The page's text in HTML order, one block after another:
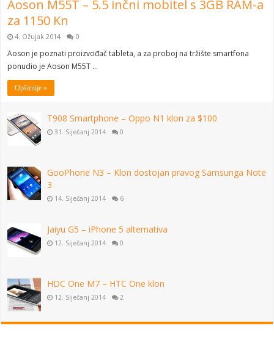
Aoson M55T – 5.5 inčni mobitel s 3GB RAM-a
za 1150 Kn
4. Ožujak 2014 0
Aoson je poznati proizvođač tableta, a za proboj na tržište smartfona
ponudio je Aoson M55T …
Opširnije »
T908 Smartphone – Oppo N1 klon za $100
31. Siječanj 2014 0
GooPhone N3 – Klon dostojan pravog Samsunga Note
3
14. Siječanj 2014 6
Jaiyu G5 – iPhone 5 alternativa
12. Siječanj 2014 0
HDC One M7 – HTC One klon
12. Siječanj 2014 2